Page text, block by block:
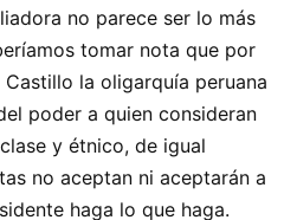
no parece ser lo más
tomar nota que por
la oligarquía peruana
poder a quien consideran
y étnico, de igual
no aceptan ni aceptarán a
haga lo que haga.